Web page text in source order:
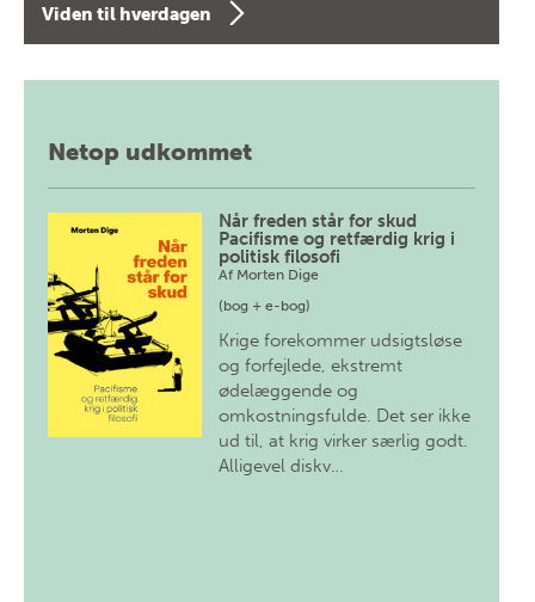
Viden til hverdagen
Netop udkommet
Når freden står for skud
Pacifisme og retfærdig krig i
politisk filosofi
Af Morten Dige
(bog + e-bog)
Krige forekommer udsigtsløse
og forfejlede, ekstremt
ødelæggende og
omkostningsfulde. Det ser ikke
ud til, at krig virker særlig godt.
Alligevel diskv…